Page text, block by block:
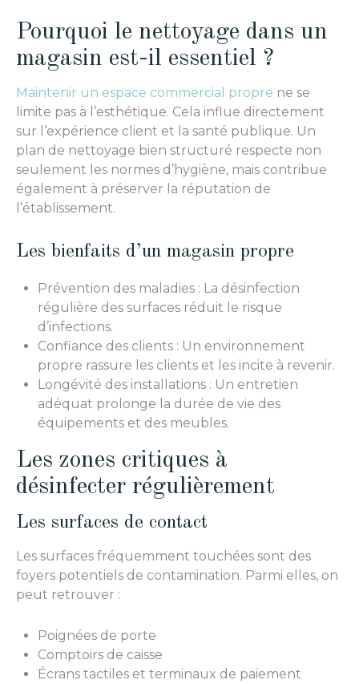
Pourquoi le nettoyage dans un
magasin est-il essentiel ?
Maintenir un espace commercial propre ne se
limite pas à l’esthétique. Cela influe directement
sur l’expérience client et la santé publique. Un
plan de nettoyage bien structuré respecte non
seulement les normes d’hygiène, mais contribue
également à préserver la réputation de
l’établissement.
Les bienfaits d’un magasin propre
Prévention des maladies : La désinfection
régulière des surfaces réduit le risque
d’infections.
Confiance des clients : Un environnement
propre rassure les clients et les incite à revenir.
Longévité des installations : Un entretien
adéquat prolonge la durée de vie des
équipements et des meubles.
Les zones critiques à
désinfecter régulièrement
Les surfaces de contact
Les surfaces fréquemment touchées sont des
foyers potentiels de contamination. Parmi elles, on
peut retrouver :
Poignées de porte
Comptoirs de caisse
Écrans tactiles et terminaux de paiement